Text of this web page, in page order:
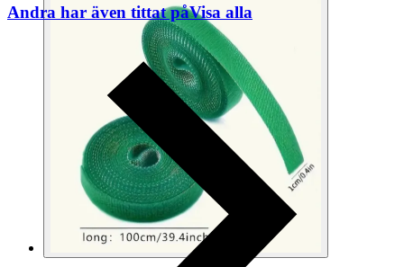
Andra har även tittat påVisa alla